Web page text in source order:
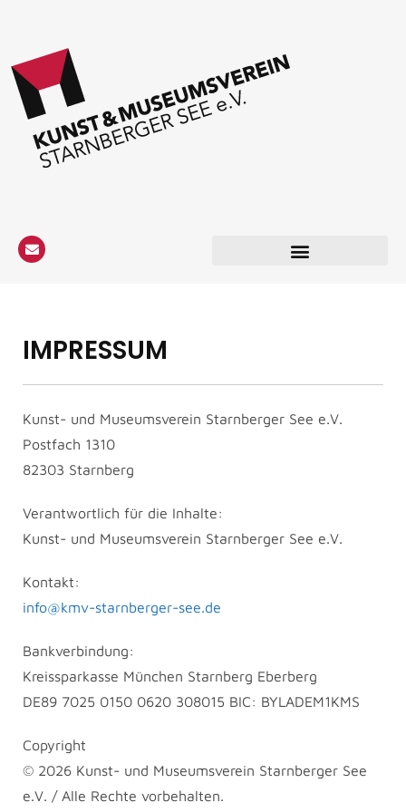
IMPRESSUM
Kunst- und Museumsverein Starnberger See e.V.
Postfach 1310
82303 Starnberg
Verantwortlich für die Inhalte:
Kunst- und Museumsverein Starnberger See e.V.
Kontakt:
info@kmv-starnberger-see.de
Bankverbindung:
Kreissparkasse München Starnberg Eberberg
DE89 7025 0150 0620 308015 BIC: BYLADEM1KMS
Copyright
© 2026 Kunst- und Museumsverein Starnberger See
e.V. / Alle Rechte vorbehalten.